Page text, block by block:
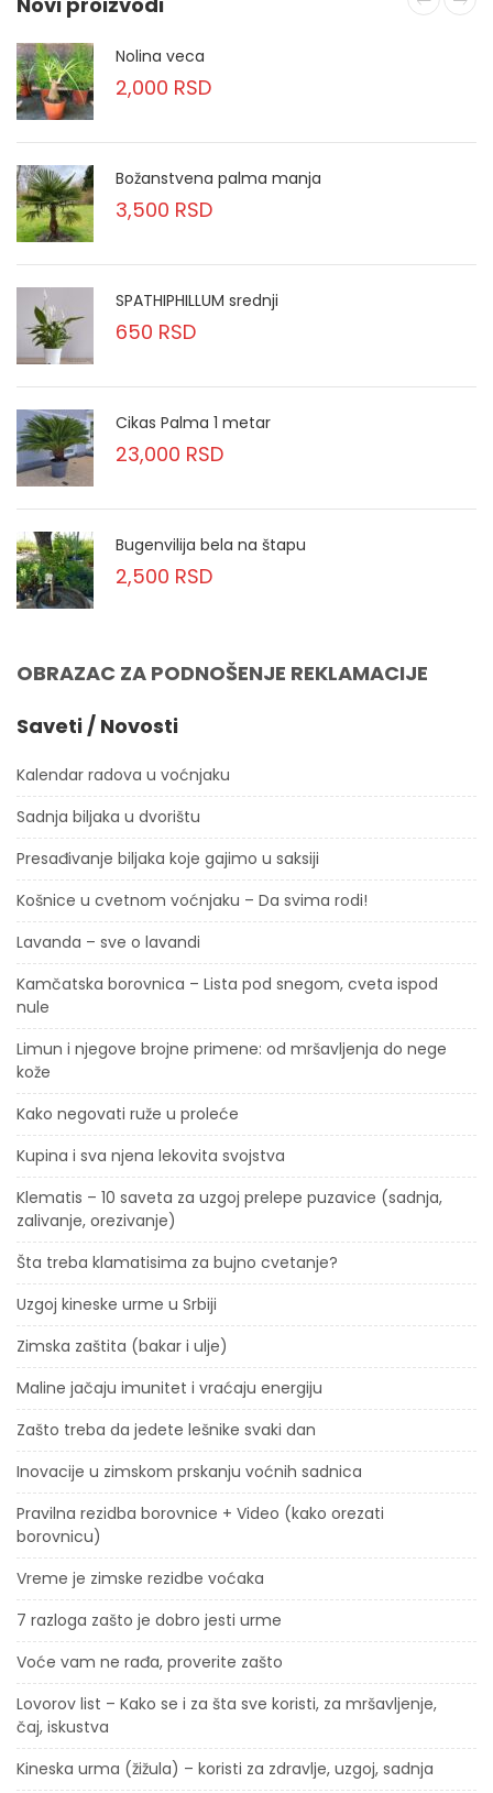
Nolina veca
2,000 RSD
Božanstvena palma manja
3,500 RSD
SPATHIPHILLUM srednji
650 RSD
Cikas Palma 1 metar
23,000 RSD
Bugenvilija bela na štapu
2,500 RSD
OBRAZAC ZA PODNOŠENJE REKLAMACIJE
Saveti / Novosti
Kalendar radova u voćnjaku
Sadnja biljaka u dvorištu
Presađivanje biljaka koje gajimo u saksiji
Košnice u cvetnom voćnjaku – Da svima rodi!
Lavanda – sve o lavandi
Kamčatska borovnica – Lista pod snegom, cveta ispod
nule
Limun i njegove brojne primene: od mršavljenja do nege
kože
Kako negovati ruže u proleće
Kupina i sva njena lekovita svojstva
Klematis – 10 saveta za uzgoj prelepe puzavice (sadnja,
zalivanje, orezivanje)
Šta treba klamatisima za bujno cvetanje?
Uzgoj kineske urme u Srbiji
Zimska zaštita (bakar i ulje)
Maline jačaju imunitet i vraćaju energiju
Zašto treba da jedete lešnike svaki dan
Inovacije u zimskom prskanju voćnih sadnica
Pravilna rezidba borovnice + Video (kako orezati
borovnicu)
Vreme je zimske rezidbe voćaka
7 razloga zašto je dobro jesti urme
Voće vam ne rađa, proverite zašto
Lovorov list – Kako se i za šta sve koristi, za mršavljenje,
čaj, iskustva
Kineska urma (žižula) – koristi za zdravlje, uzgoj, sadnja